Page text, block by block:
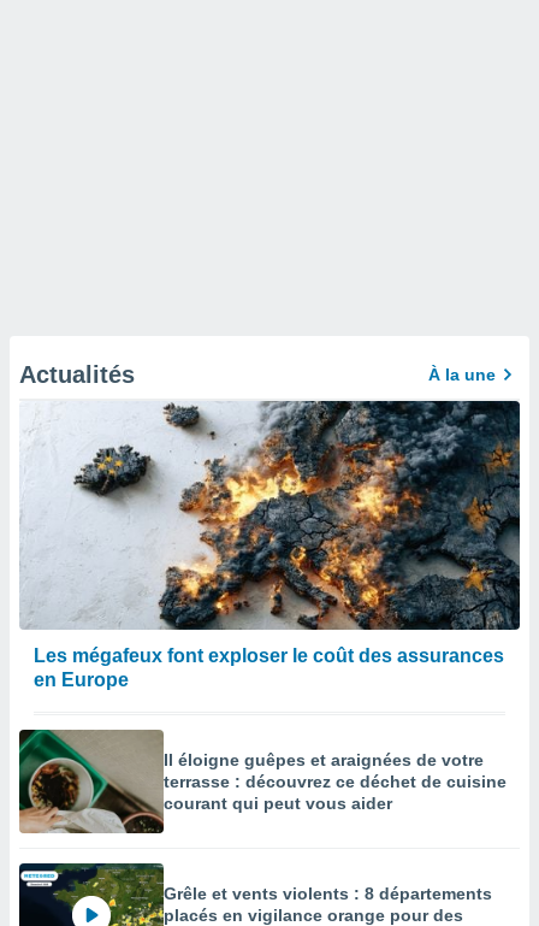
Actualités À la une
Les mégafeux font exploser le coût des assurances
en Europe
Il éloigne guêpes et araignées de votre
terrasse : découvrez ce déchet de cuisine
courant qui peut vous aider
Grêle et vents violents : 8 départements
placés en vigilance orange pour des